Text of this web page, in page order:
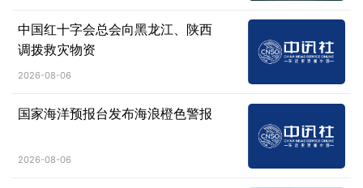
中国红十字会总会向黑龙江、陕西
调拨救灾物资
2026-08-06
国家海洋预报台发布海浪橙色警报
2026-08-06